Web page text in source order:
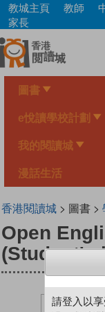
Skip
main
content
教城主頁 教師
家長
圖書
e悅讀學校計劃
我的閱讀城
漫話生活
香港閱讀城> 圖書 >
Open
(Student's
請登入以